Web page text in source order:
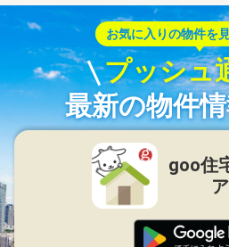
お気に入りの物件を
プッシュ
最新の物件
goo住